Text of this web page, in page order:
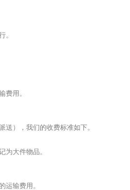
。
费用。
送），我们的收费标准如下。
为大件物品。
运输费用。